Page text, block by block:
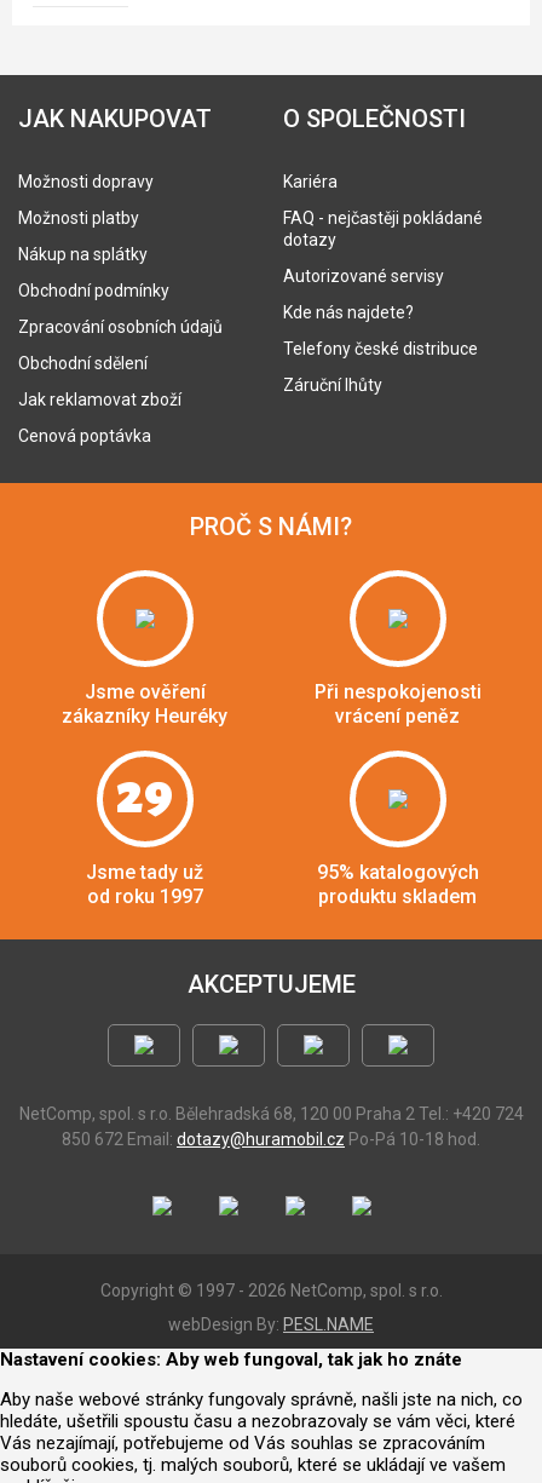
JAK NAKUPOVAT
Možnosti dopravy
Možnosti platby
Nákup na splátky
Obchodní podmínky
Zpracování osobních údajů
Obchodní sdělení
Jak reklamovat zboží
Cenová poptávka
O SPOLEČNOSTI
Kariéra
FAQ - nejčastěji pokládané
dotazy
Autorizované servisy
Kde nás najdete?
Telefony české distribuce
Záruční lhůty
PROČ S NÁMI?
Jsme ověření
zákazníky Heuréky
Při nespokojenosti
vrácení peněz
29
Jsme tady už
od roku 1997
95% katalogových
produktu skladem
AKCEPTUJEME
NetComp, spol. s r.o. Bělehradská 68, 120 00 Praha 2 Tel.: +420 724
850 672 Email: dotazy@huramobil.cz Po-Pá 10-18 hod.
Copyright © 1997 - 2026 NetComp, spol. s r.o.
webDesign By: PESL.NAME
Nastavení cookies: Aby web fungoval, tak jak ho znáte
Aby naše webové stránky fungovaly správně, našli jste na nich, co
hledáte, ušetřili spoustu času a nezobrazovaly se vám věci, které
Vás nezajímají, potřebujeme od Vás souhlas se zpracováním
souborů cookies, tj. malých souborů, které se ukládají ve vašem